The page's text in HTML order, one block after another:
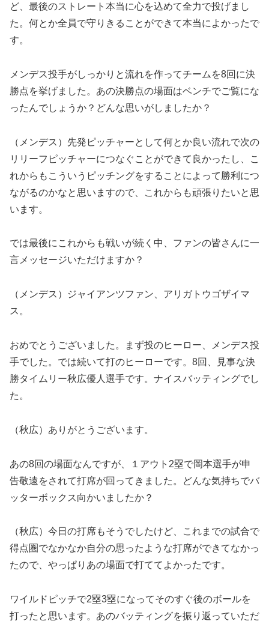
ど、最後のストレート本当に心を込めて全力で投げまし
た。何とか全員で守りきることができて本当によかったで
す。
メンデス投手がしっかりと流れを作ってチームを8回に決
勝点を挙げました。あの決勝点の場面はベンチでご覧にな
ったんでしょうか？どんな思いがしましたか？
（メンデス）先発ピッチャーとして何とか良い流れで次の
リリーフピッチャーにつなぐことができて良かったし、こ
れからもこういうピッチングをすることによって勝利につ
ながるのかなと思いますので、これからも頑張りたいと思
います。
では最後にこれからも戦いが続く中、ファンの皆さんに一
言メッセージいただけますか？
（メンデス）ジャイアンツファン、アリガトウゴザイマ
ス。
おめでとうございました。まず投のヒーロー、メンデス投
手でした。では続いて打のヒーローです。8回、見事な決
勝タイムリー秋広優人選手です。ナイスバッティングでし
た。
（秋広）ありがとうございます。
あの8回の場面なんですが、１アウト2塁で岡本選手が申
告敬遠をされて打席が回ってきました。どんな気持ちでバ
ッターボックス向かいましたか？
（秋広）今日の打席もそうでしたけど、これまでの試合で
得点圏でなかなか自分の思ったような打席ができてなかっ
たので、やっぱりあの場面で打ててよかったです。
ワイルドピッチで2塁3塁になってそのすぐ後のボールを
打ったと思います。あのバッティングを振り返っていただ